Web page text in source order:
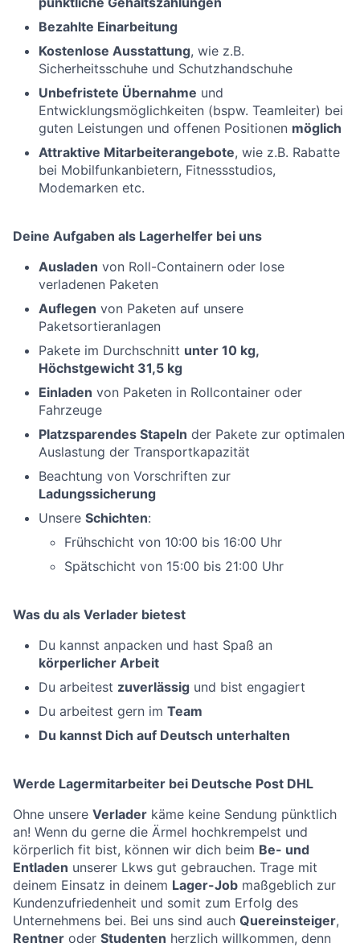
Bezahlte Einarbeitung
Kostenlose Ausstattung, wie z.B.
Sicherheitsschuhe und Schutzhandschuhe
Unbefristete Übernahme und
Entwicklungsmöglichkeiten (bspw. Teamleiter) bei
guten Leistungen und offenen Positionen möglich
Attraktive Mitarbeiterangebote, wie z.B. Rabatte
bei Mobilfunkanbietern, Fitnessstudios,
Modemarken etc.
Deine Aufgaben als Lagerhelfer bei uns
Ausladen von Roll-Containern oder lose
verladenen Paketen
Auflegen von Paketen auf unsere
Paketsortieranlagen
Pakete im Durchschnitt unter 10 kg,
Höchstgewicht 31,5 kg
Einladen von Paketen in Rollcontainer oder
Fahrzeuge
Platzsparendes Stapeln der Pakete zur optimalen
Auslastung der Transportkapazität
Beachtung von Vorschriften zur
Ladungssicherung
Unsere Schichten:
Frühschicht von 10:00 bis 16:00 Uhr
Spätschicht von 15:00 bis 21:00 Uhr
Was du als Verlader bietest
Du kannst anpacken und hast Spaß an
körperlicher Arbeit
Du arbeitest zuverlässig und bist engagiert
Du arbeitest gern im Team
Du kannst Dich auf Deutsch unterhalten
Werde Lagermitarbeiter bei Deutsche Post DHL
Ohne unsere Verlader käme keine Sendung pünktlich
an! Wenn du gerne die Ärmel hochkrempelst und
körperlich fit bist, können wir dich beim Be- und
Entladen unserer Lkws gut gebrauchen. Trage mit
deinem Einsatz in deinem Lager-Job maßgeblich zur
Kundenzufriedenheit und somit zum Erfolg des
Unternehmens bei. Bei uns sind auch Quereinsteiger,
Rentner oder Studenten herzlich willkommen, denn